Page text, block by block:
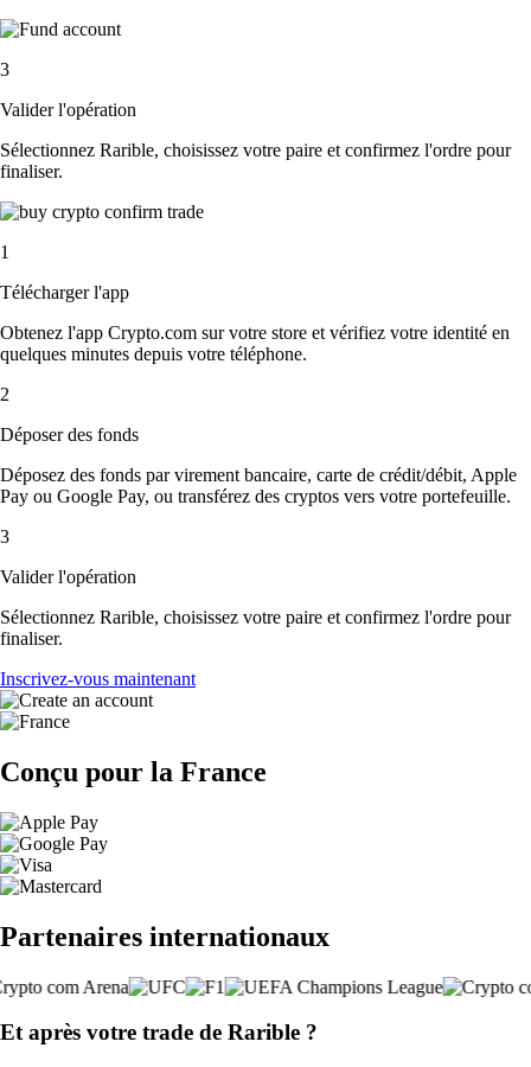
3
Valider l'opération
Sélectionnez Rarible, choisissez votre paire et confirmez l'ordre pour
finaliser.
1
Télécharger l'app
Obtenez l'app Crypto.com sur votre store et vérifiez votre identité en
quelques minutes depuis votre téléphone.
2
Déposer des fonds
Déposez des fonds par virement bancaire, carte de crédit/débit, Apple
Pay ou Google Pay, ou transférez des cryptos vers votre portefeuille.
3
Valider l'opération
Sélectionnez Rarible, choisissez votre paire et confirmez l'ordre pour
finaliser.
Inscrivez-vous maintenant
Conçu pour la France
Partenaires internationaux
Et après votre trade de Rarible ?